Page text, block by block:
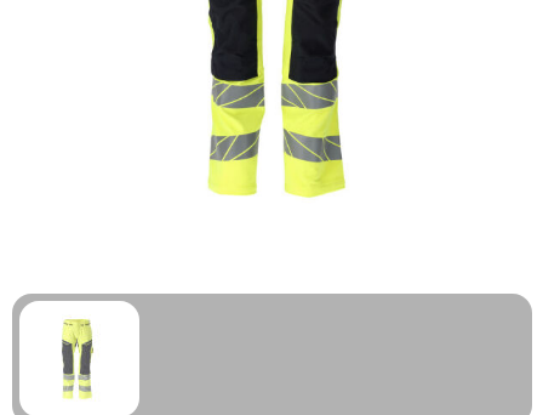
Technologie & Gadgets
Outdoor & Vrije tijd
Pennen & Schrijfwaren
Eten & Drinken